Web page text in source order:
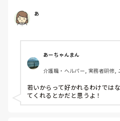
私はこのままできるかと疑心暗
あ
あーちゃんまん
介護職・ヘルパー, 実務者研修,
若いからって好かれるわけでは
てくれるとかだと思うよ！